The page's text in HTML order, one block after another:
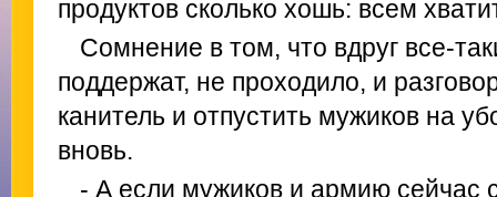
продуктов сколько хошь: всем
Сомнение в том, что вдруг все-
поддержат, не проходило, и
канитель и отпустить мужиков на
вновь.
- А если мужиков и армию сейчас